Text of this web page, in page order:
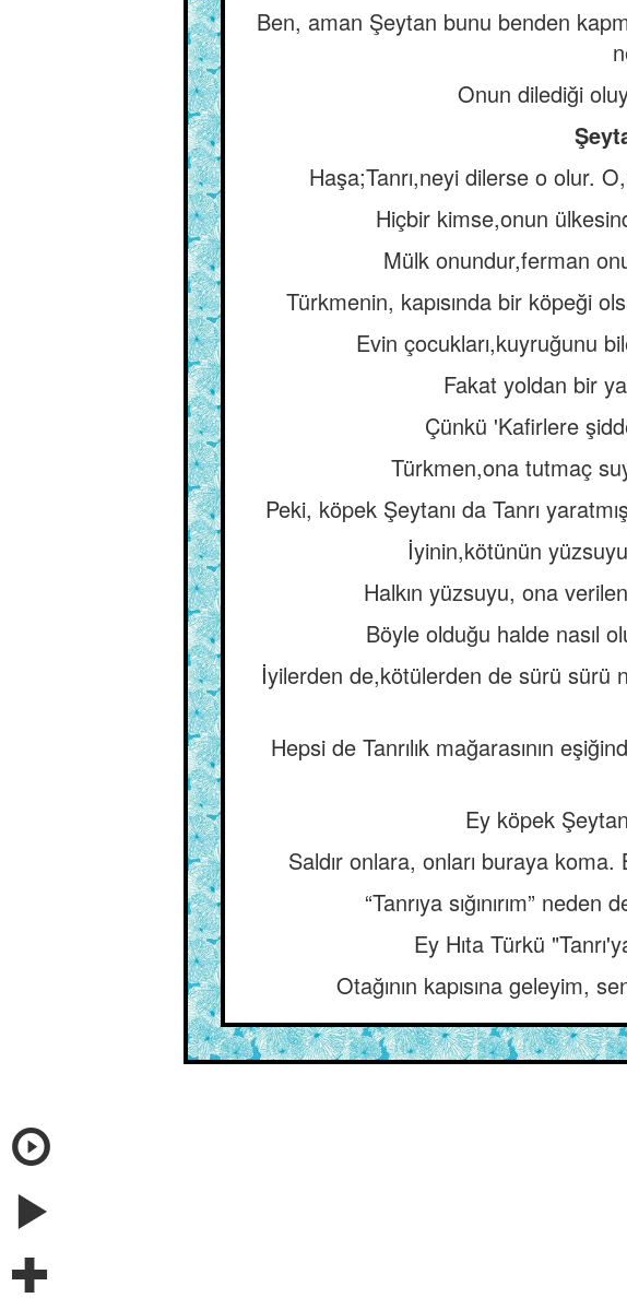
Ben, aman Şeytan bunu benden
Onun dilediği
Haşa;Tanrı,neyi dilerse o olur.
Hiçbir kimse,onun
Mülk onundur,ferman
Türkmenin, kapısında bir köpeği
Evin çocukları,kuyruğunu
Fakat yoldan bir
Çünkü 'Kafirlere
Türkmen,ona tutmaç
Peki, köpek Şeytanı da Tanrı
İyinin,kötünün
Halkın yüzsuyu, ona
Böyle olduğu halde nasıl
İyilerden de,kötülerden de sürü sürü
Hepsi de Tanrılık mağarasının
Ey köpek
Saldır onlara, onları buraya
“Tanrıya sığınırım”
Ey Hıta Türkü
Otağının kapısına geleyim,